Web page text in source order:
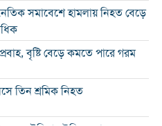
সমাবেশে হামলায় নিহত বেড়ে
বৃষ্টি বেড়ে কমতে পারে গরম
তিন শ্রমিক নিহত